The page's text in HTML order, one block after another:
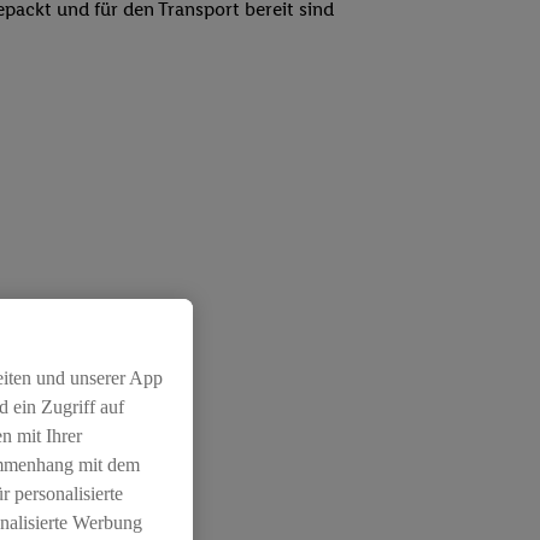
und für den Transport bereit sind
und unserer App
ein Zugriff auf
mit Ihrer
mit dem
personalisierte
Werbung